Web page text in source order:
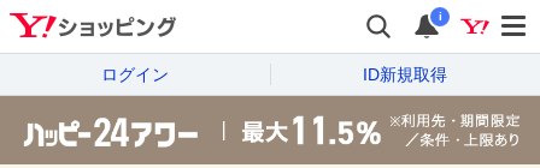
i
ログイン ID新規取得